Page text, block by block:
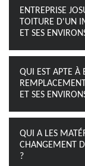
ENTREPRISE
TOITURE D'UN
ET SES
QUI EST APTE À
ET SES
QUI A LES
CHANGEMENT
?